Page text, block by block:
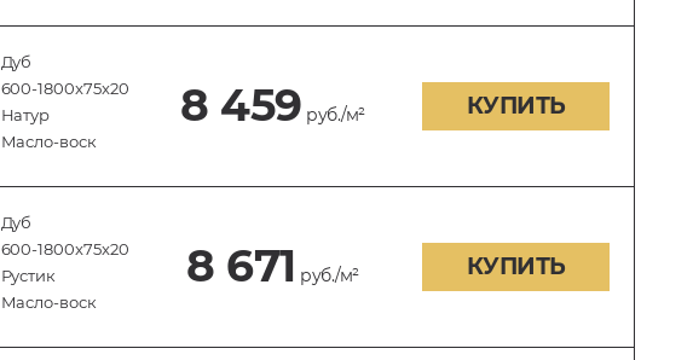
Дуб
600-1800x75x20
Натур
Масло-воск
8 459 руб./м² КУПИТЬ
Дуб
600-1800x75x20
Рустик
Масло-воск
8 671 руб./м² КУПИТЬ